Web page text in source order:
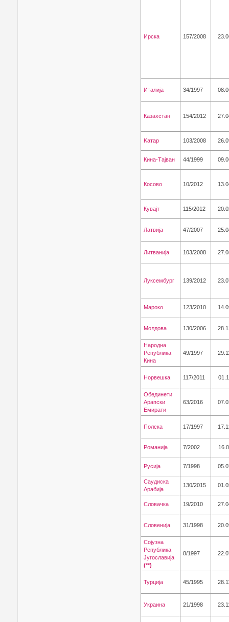
Ирска 157/2008
Италија 34/1997
Казахстан 154/2012
Kaтар 103/2008
Кина-Тајван 44/1999
Косово 10/2012
Кувајт 115/2012
Латвија 47/2007
Литванија 103/2008
Луксембург 139/2012
Мароко 123/2010
Молдова 130/2006
Народна
Република
Кина
49/1997
Норвешка 117/2011
Обединети
Арапски
Емирати
63/2016
Полска 17/1997
Романија 7/2002
Русија 7/1998
Саудиска
Арабија
130/2015
Словачка 19/2010
Словенија 31/1998
Сојузна
Република
Југославија
(**)
8/1997
Турција 45/1995
Украина 21/1998